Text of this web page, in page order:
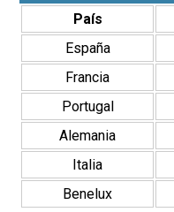
Mate
País
España
Francia
Portugal
Alemania
Italia
Benelux